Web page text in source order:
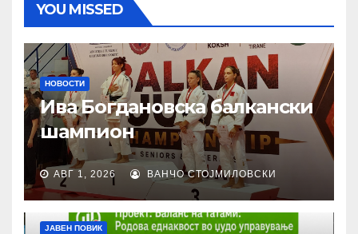
YOU MISSED
НОВОСТИ
Ива Богдановска балкански
шампион
АВГ 1, 2026 ВАНЧО СТОЈМИЛОВСКИ
ЈАВЕН ПОВИК